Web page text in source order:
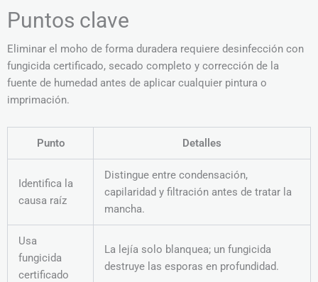
Puntos clave
Eliminar el moho de forma duradera requiere desinfección con
fungicida certificado, secado completo y corrección de la
fuente de humedad antes de aplicar cualquier pintura o
imprimación.
Punto Detalles
Identifica la
causa raíz
Distingue entre condensación,
capilaridad y filtración antes de tratar la
mancha.
Usa
fungicida
certificado
La lejía solo blanquea; un fungicida
destruye las esporas en profundidad.